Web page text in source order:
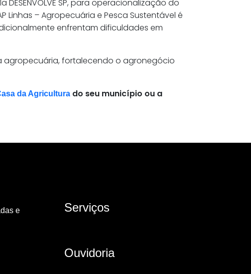
SP, para operacionalização do
Linhas – Agropecuária e Pesca Sustentável é
enfrentam dificuldades em
agropecuária, fortalecendo o agronegócio
da Agricultura do seu município ou a
e
Serviços
Ouvidoria